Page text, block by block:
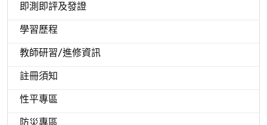
即測即評及發證
學習歷程
教師研習/進修資訊
註冊須知
性平專區
防災專區